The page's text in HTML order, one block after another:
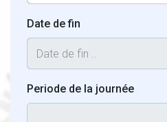
Date de fin
Periode de la journée